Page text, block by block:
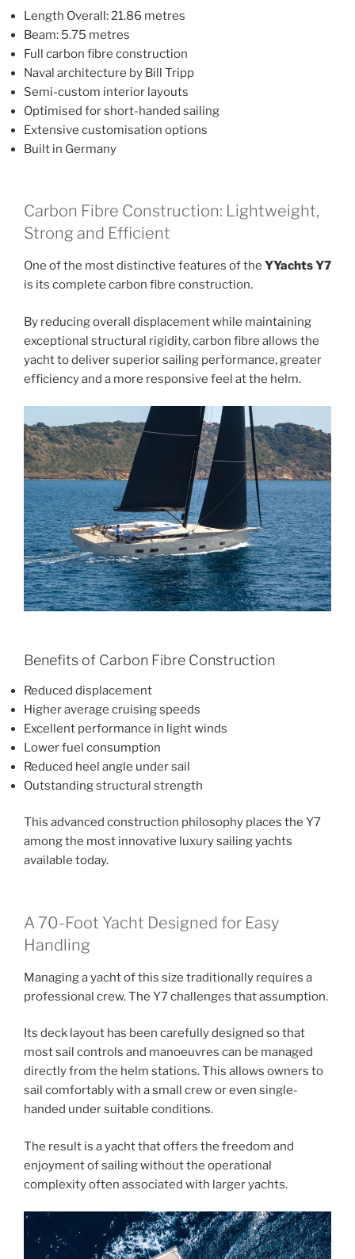
Length Overall: 21.86 metres
Beam: 5.75 metres
Full carbon fibre construction
Naval architecture by Bill Tripp
Semi-custom interior layouts
Optimised for short-handed sailing
Extensive customisation options
Built in Germany
Carbon Fibre Construction: Lightweight,
Strong and Efficient
One of the most distinctive features of the YYachts Y7
is its complete carbon fibre construction.
By reducing overall displacement while maintaining
exceptional structural rigidity, carbon fibre allows the
yacht to deliver superior sailing performance, greater
efficiency and a more responsive feel at the helm.
Benefits of Carbon Fibre Construction
Reduced displacement
Higher average cruising speeds
Excellent performance in light winds
Lower fuel consumption
Reduced heel angle under sail
Outstanding structural strength
This advanced construction philosophy places the Y7
among the most innovative luxury sailing yachts
available today.
A 70-Foot Yacht Designed for Easy
Handling
Managing a yacht of this size traditionally requires a
professional crew. The Y7 challenges that assumption.
Its deck layout has been carefully designed so that
most sail controls and manoeuvres can be managed
directly from the helm stations. This allows owners to
sail comfortably with a small crew or even single-
handed under suitable conditions.
The result is a yacht that offers the freedom and
enjoyment of sailing without the operational
complexity often associated with larger yachts.